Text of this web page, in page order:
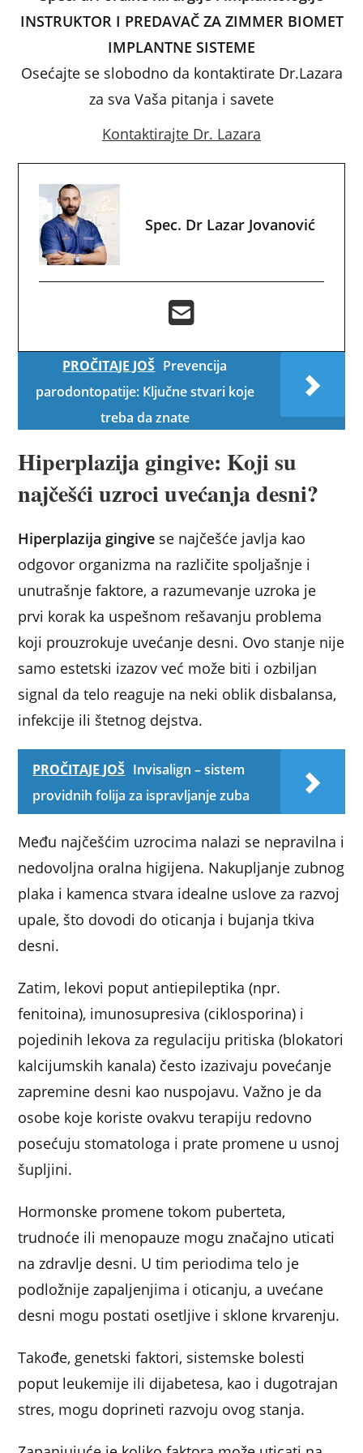
INSTRUKTOR I PREDAVAČ ZA ZIMMER BIOMET
IMPLANTNE SISTEME
Osećajte se slobodno da kontaktirate Dr.Lazara
za sva Vaša pitanja i savete
Kontaktirajte Dr. Lazara
Spec. Dr Lazar Jovanović
PROČITAJE JOŠ Prevencija
parodontopatije: Ključne stvari koje
treba da znate
Hiperplazija gingive: Koji su
najčešći uzroci uvećanja desni?
Hiperplazija gingive se najčešće javlja kao
odgovor organizma na različite spoljašnje i
unutrašnje faktore, a razumevanje uzroka je
prvi korak ka uspešnom rešavanju problema
koji prouzrokuje uvećanje desni. Ovo stanje nije
samo estetski izazov već može biti i ozbiljan
signal da telo reaguje na neki oblik disbalansa,
infekcije ili štetnog dejstva.
PROČITAJE JOŠ Invisalign – sistem
providnih folija za ispravljanje zuba
Među najčešćim uzrocima nalazi se nepravilna i
nedovoljna oralna higijena. Nakupljanje zubnog
plaka i kamenca stvara idealne uslove za razvoj
upale, što dovodi do oticanja i bujanja tkiva
desni.
Zatim, lekovi poput antiepileptika (npr.
fenitoina), imunosupresiva (ciklosporina) i
pojedinih lekova za regulaciju pritiska (blokatori
kalcijumskih kanala) često izazivaju povećanje
zapremine desni kao nuspojavu. Važno je da
osobe koje koriste ovakvu terapiju redovno
posećuju stomatologa i prate promene u usnoj
šupljini.
Hormonske promene tokom puberteta,
trudnoće ili menopauze mogu značajno uticati
na zdravlje desni. U tim periodima telo je
podložnije zapaljenjima i oticanju, a uvećane
desni mogu postati osetljive i sklone krvarenju.
Takođe, genetski faktori, sistemske bolesti
poput leukemije ili dijabetesa, kao i dugotrajan
stres, mogu doprineti razvoju ovog stanja.